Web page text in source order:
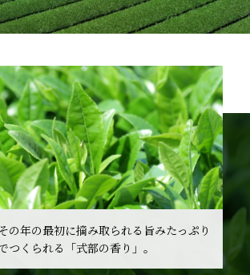
の年の最初に摘み取られる旨みたっぷり
つくられる「式部の香り」。